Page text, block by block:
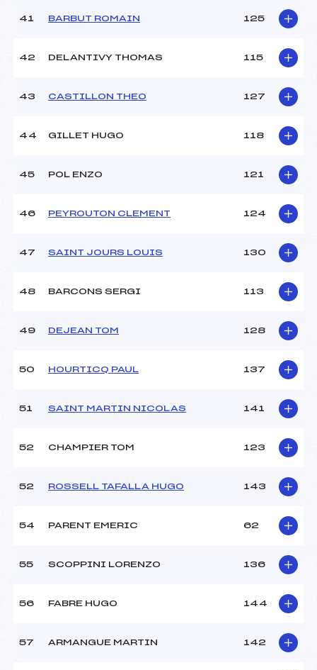
41 BARBUT ROMAIN 125
42 DELANTIVY THOMAS 115
43 CASTILLON THEO 127
44 GILLET HUGO 118
45 POL ENZO 121
46 PEYROUTON CLEMENT 124
47 SAINT JOURS LOUIS 130
48 BARCONS SERGI 113
49 DEJEAN TOM 128
50 HOURTICQ PAUL 137
51 SAINT MARTIN NICOLAS 141
52 CHAMPIER TOM 123
52 ROSSELL TAFALLA HUGO 143
54 PARENT EMERIC 62
55 SCOPPINI LORENZO 136
56 FABRE HUGO 144
57 ARMANGUE MARTIN 142